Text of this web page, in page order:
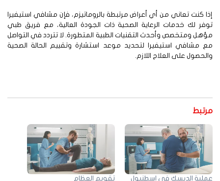
كنت تعاني من أي أعراض مرتبطة بالروماتيزم، فإن مشافي استيفيرا
لك خدمات الرعاية الصحية ذات الجودة العالية، مع فريق طبي
ومتخصص وأحدث التقنيات الطبية المتطورة. لا تتردد في التواصل
مشافي استيفيرا لتحديد موعد استشارة وتقييم الحالة الصحية
على العلاج اللازم.
الديسك في اسطنبول تقويم العظام